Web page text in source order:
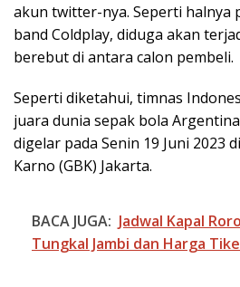
akun twitter-nya. Seperti halnya
band Coldplay, diduga akan
berebut di antara calon pembeli.
Seperti diketahui, timnas
juara dunia sepak bola
digelar pada Senin 19 Juni 2023
Karno (GBK) Jakarta.
BACA JUGA: Jadwal Kapal
Tungkal Jambi dan Harga